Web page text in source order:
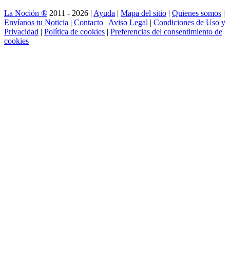
La Noción ® 2011 - 2026 | Ayuda | Mapa del sitio | Quienes somos |
Envíanos tu Noticia | Contacto | Aviso Legal | Condiciones de Uso y
Privacidad | Política de cookies | Preferencias del consentimiento de
cookies